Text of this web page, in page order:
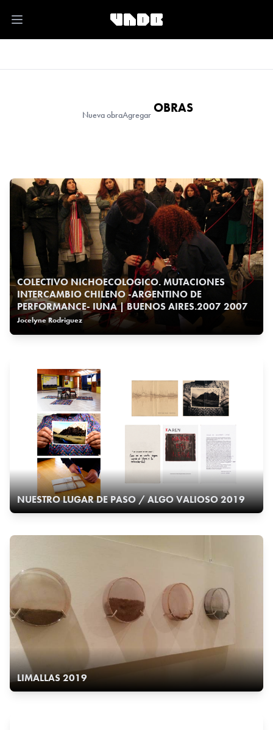
Open main menu
Nueva obraAgregar OBRAS
COLECTIVO NICHOECOLOGICO. MUTACIONES
INTERCAMBIO CHILENO -ARGENTINO DE
PERFORMANCE- IUNA | BUENOS AIRES.2007 2007
Jocelyne Rodriguez
NUESTRO LUGAR DE PASO / ALGO VALIOSO 2019
LIMALLAS 2019